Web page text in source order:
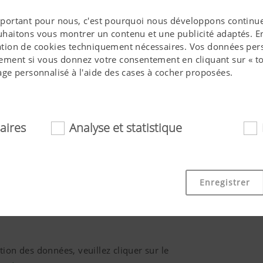
pour nous, c'est pourquoi nous développons
vous montrer un contenu et une publicité adaptés.
de cookies techniquement nécessaires. Vos données
si vous donnez votre consentement en cliquant sur «
personnalisé à l'aide des cases à cocher proposées.
cookies aident à rendre ce site internet plus accessible et
fonctionnalités de base, comme la navigation sur le site
Objectif des cookies
Analyse et statistique
Enregistrer
des données, veuillez cliquer sur le